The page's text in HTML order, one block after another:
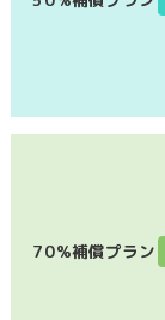
70%補償プラン